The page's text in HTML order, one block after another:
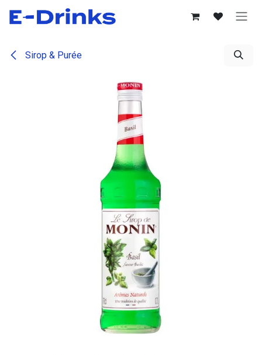
Se rendre au contenu
Sirop & Purée